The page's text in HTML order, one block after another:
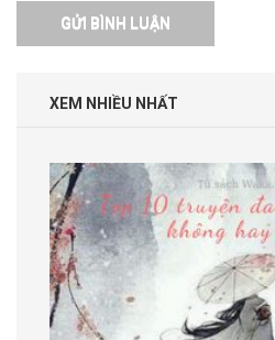
XEM NHIỀU NHẤT